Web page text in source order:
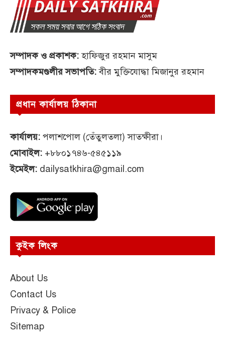
সম্পাদক ও প্রকাশক:হাফিজুর রহমান মাসুম
সম্পাদকমণ্ডলীর সভাপতি:বীর মুক্তিযোদ্ধা মিজানুর রহমান
প্রধান কার্যালয় ঠিকানা
কার্যালয়: পলাশপোল (তেঁতুলতলা) সাতক্ষীরা।
মোবাইল: +৮৮০১৭৪৬-৫৪৫১১৯
ইমেইল: dailysatkhira@gmail.com
কুইক লিংক
About Us
Contact Us
Privacy & Police
Sitemap